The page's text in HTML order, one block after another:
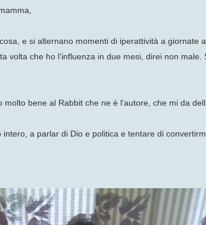
e si alternano momenti di iperattività a giornate
volta che ho l'influenza in due mesi, direi non
bene al Rabbit che ne è l'autore, che mi da
a parlar di Dio e politica e tentare di